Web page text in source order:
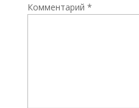
Комментарий *